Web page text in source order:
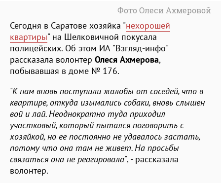
Фото Олеси Ахмеровой
Сегодня в Саратове хозяйка "нехорошей
квартиры" на Шелковичной покусала
полицейских. Об этом ИА "Взгляд-инфо"
рассказала волонтер Олеся Ахмерова,
побывавшая в доме № 176.
"К нам вновь поступили жалобы от соседей, что в
квартире, откуда изымались собаки, вновь слышен
вой и лай. Неоднократно туда приходил
участковый, который пытался поговорить с
хозяйкой, но ее постоянно не удавалось застать,
потому что она там не живет. На просьбы
связаться она не реагировала", - рассказала
волонтер.